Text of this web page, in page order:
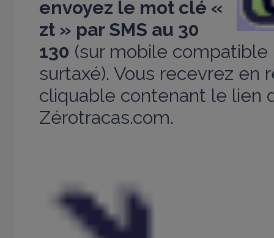
envoyez le mot clé «
zt » par SMS au 30
130 (sur mobile compatible
surtaxé). Vous recevrez en
cliquable contenant le lien
Zérotracas.com.